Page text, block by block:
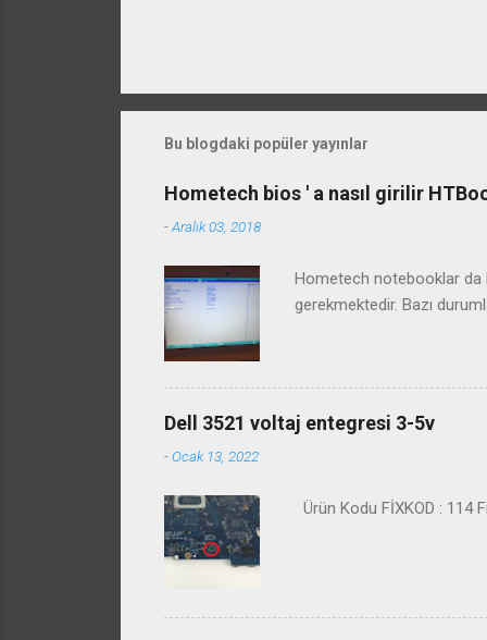
Bu blogdaki popüler yayınlar
Hometech bios ' a nasıl girilir
-Aralık 03, 2018
Hometech notebooklar da
gerekmektedir. Bazı
Dell 3521 voltaj entegresi 3-5v
-Ocak 13, 2022
Ürün Kodu FİXKOD : 114